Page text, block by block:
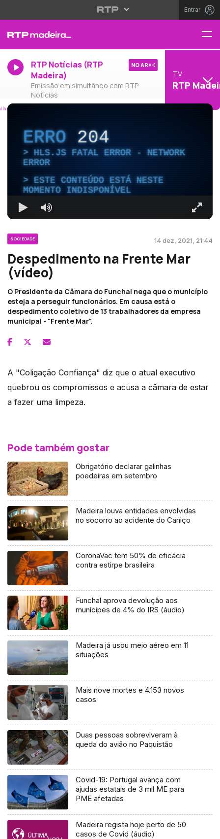
Entrar
RTP Notícias (RTP
Madeira)
Emissão em simultâneo com RTP
Notícias
NO AR
TV
RTP
ERRO204
HLS.JS FATAL ERROR - NETWORK
ERROR
ESTE CONTEÚDO ESTÁ NESTE
MOMENTO INDISPONÍVEL
SOCIEDADE 14 dez, 2021, 21:44
Despedimento na Frente Mar
(vídeo)
O Presidente da Câmara do Funchal nega que o município
esteja a perseguir funcionários. Em causa está o
despedimento coletivo de 13 trabalhadores da empresa
municipal - "Frente Mar".
A "Coligação Confiança" diz que o atual executivo
quebrou os compromissos e acusa a câmara de estar
a fazer uma limpeza.
Pode também gostar
Obrigatório declarar galinhas
poedeiras em setembro
Madeira louva entidades envolvidas
no socorro ao acidente do Caniço
CoronaVac tem 50% de eficácia
contra estirpe brasileira
Funchal aprova devolução aos
munícipes de 4% do IRS (áudio)
Madeira já usou meio aéreo em 11
situações
Mais nove mortes e 4.153 novos
casos
Duas pessoas sobreviveram à
queda do avião no Paquistão
Covid-19: Portugal avança com
ajudas estatais de 3 mil ME para
PME afetadas
Madeira regista hoje perto de 50
casos de Covid (áudio)